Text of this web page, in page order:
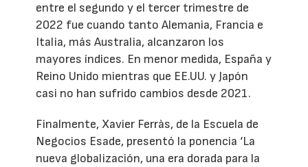
entre el segundo y el tercer trimestre de
2022 fue cuando tanto Alemania, Francia e
Italia, más Australia, alcanzaron los
mayores índices. En menor medida, España y
Reino Unido mientras que EE.UU. y Japón
casi no han sufrido cambios desde 2021.
Finalmente, Xavier Ferràs, de la Escuela de
Negocios Esade, presentó la ponencia ‘La
nueva globalización, una era dorada para la